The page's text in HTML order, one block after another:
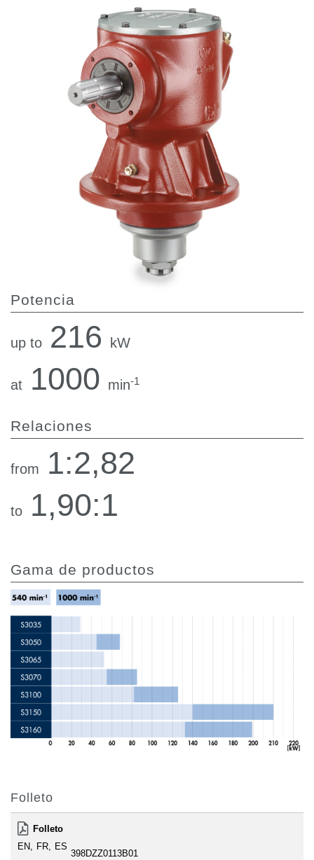
Bombas y motores de pistones axiales
Motori elettrici brushless - Serie MS
Motores de pistones radiales
Motores Orbitales Producidos Por Bondioli & Pavesi
Sistemas de acoplamiento
Bloques hidráulicos integrados
Valvulas de control direccional
Valvulas de cartucho
Valvulas en linea
Servomandos
Componentes electrónicos para sistemas de control
Intercambiadores de calor
Potencia
up to 216 kW
at 1000 min-1
Relaciones
from 1:2,82
to 1,90:1
Gama de productos
Folleto
Folleto
EN
FR ES
398DZZ0113B01